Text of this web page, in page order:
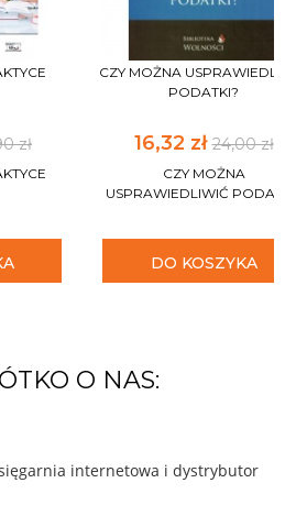
zł
CZY MOŻNA USPRAWIEDLIWIĆ
PODATKI?
16,32 zł24,00 zł
CZY MOŻNA
USPRAWIEDLIWIĆ PODATKI?
DO KOSZYKA
O NAS:
internetowa i dystrybutor